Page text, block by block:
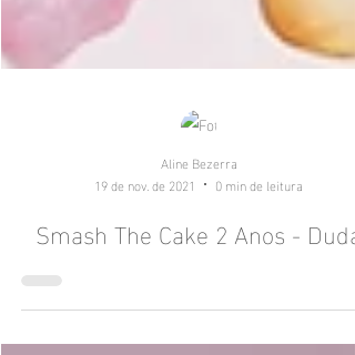
19 de nov. de 2021
0 min de leitura